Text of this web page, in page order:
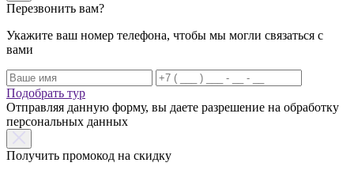
Перезвонить вам?
Укажите ваш номер телефона, чтобы мы могли связаться с
вами
Подобрать тур
Отправляя данную форму, вы даете разрешение на обработку
персональных данных
Получить промокод на скидку